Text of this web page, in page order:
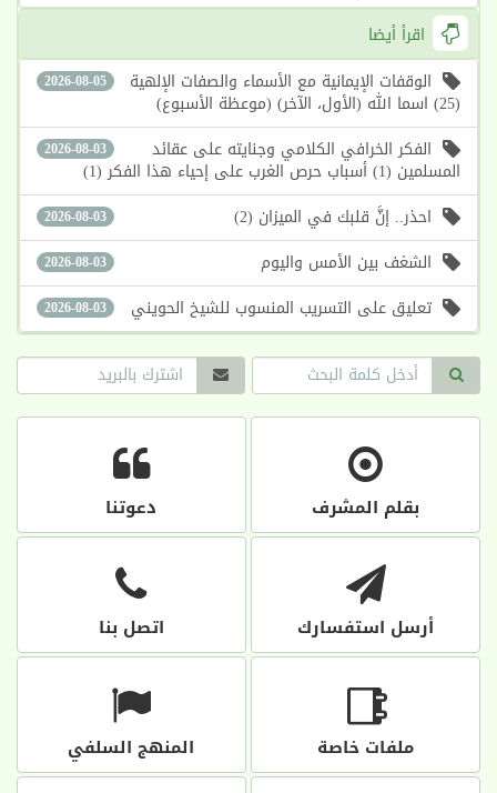
اقرأ أيضا
2026-08-05 الوقفات الإيمانية مع الأسماء والصفات الإلهية
(25) اسما الله (الأول، الآخر) (موعظة الأسبوع)
2026-08-03 الفكر الخرافي الكلامي وجنايته على عقائد
المسلمين (1) أسباب حرص الغرب على إحياء هذا الفكر (1)
2026-08-03 احذر.. إنَّ قلبك في الميزان (2)
2026-08-03 الشغف بين الأمس واليوم
2026-08-03 تعليق على التسريب المنسوب للشيخ الحويني
بقلم المشرف دعوتنا
أرسل استفسارك اتصل بنا
ملفات خاصة المنهج السلفي